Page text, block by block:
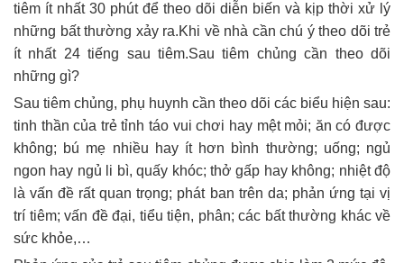
tiêm ít nhất 30 phút để theo dõi diễn biến và kịp thời xử lý
những bất thường xảy ra.Khi về nhà cần chú ý theo dõi trẻ
ít nhất 24 tiếng sau tiêm.Sau tiêm chủng cần theo dõi
những gì?
Sau tiêm chủng, phụ huynh cần theo dõi các biểu hiện sau:
tinh thần của trẻ tỉnh táo vui chơi hay mệt mỏi; ăn có được
không; bú mẹ nhiều hay ít hơn bình thường; uống; ngủ
ngon hay ngủ li bì, quấy khóc; thở gấp hay không; nhiệt độ
là vấn đề rất quan trọng; phát ban trên da; phản ứng tại vị
trí tiêm; vấn đề đại, tiểu tiện, phân; các bất thường khác về
sức khỏe,…